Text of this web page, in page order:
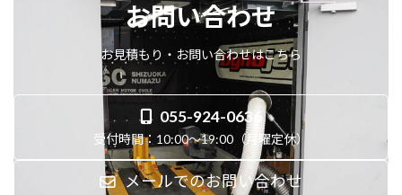
お問い合わせ
お見積もり・お問い合わせはこちら
055-924-0636
受付時間：10:00～19:00（月曜定休）
メールでのお問い合わせ